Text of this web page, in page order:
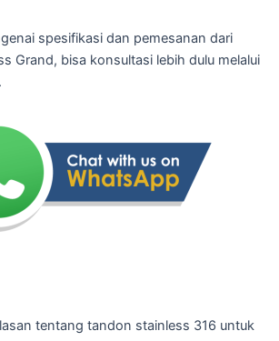
spesifikasi dan pemesanan dari
Grand, bisa konsultasi lebih dulu melalui
tentang tandon stainless 316 untuk